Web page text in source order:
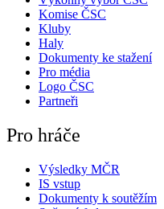
Komise ČSC
Kluby
Haly
Dokumenty ke stažení
Pro média
Logo ČSC
Partneři
Pro hráče
Výsledky MČR
IS vstup
Dokumenty k soutěžím